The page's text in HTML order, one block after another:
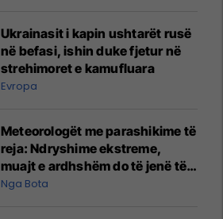
Ukrainasit i kapin ushtarët rusë
në befasi, ishin duke fjetur në
strehimoret e kamufluara
Evropa
Meteorologët me parashikime të
reja: Ndryshime ekstreme,
muajt e ardhshëm do të jenë të
pazakontë
Nga Bota